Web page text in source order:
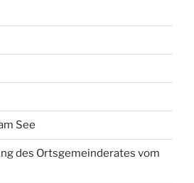
See
des Ortsgemeinderates vom